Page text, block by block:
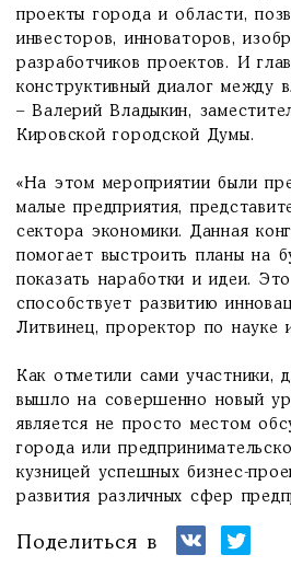
проекты города и области,
инвесторов, инноваторов,
разработчиков проектов. И
конструктивный диалог между
– Валерий Владыкин,
Кировской городской Думы.
«На этом мероприятии были
малые предприятия,
сектора экономики. Данная
помогает выстроить планы на
показать наработки и идеи.
способствует развитию
Литвинец, проректор по науке
Как отметили сами участники,
вышло на совершенно новый
является не просто местом
города или
кузницей успешных бизнес-
развития различных сфер
Поделиться в